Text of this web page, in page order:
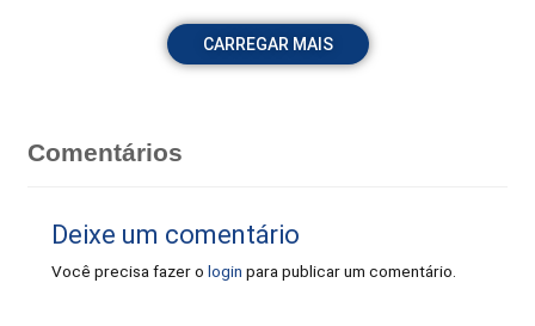
CARREGAR MAIS
Comentários
Deixe um comentário
Você precisa fazer ologin para publicar um comentário.